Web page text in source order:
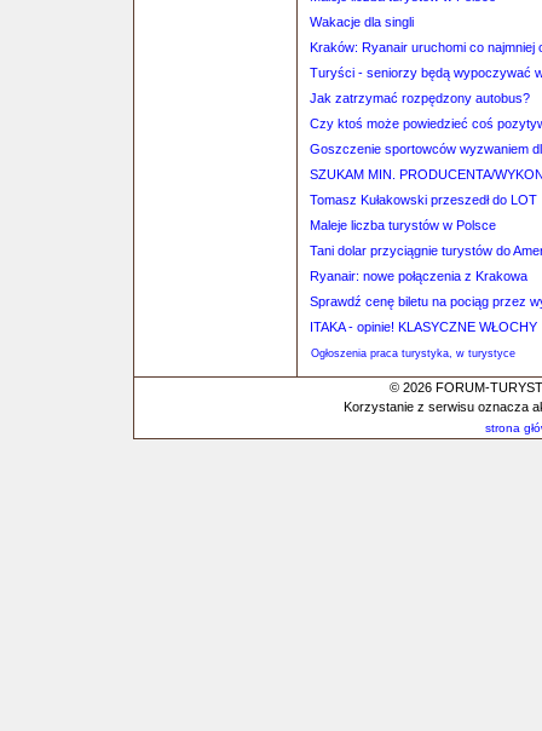
Wakacje dla singli
Kraków: Ryanair uruchomi co najmniej
Turyści - seniorzy będą wypoczywać
Jak zatrzymać rozpędzony autobus?
Czy ktoś może powiedzieć coś
Goszczenie sportowców wyzwaniem
SZUKAM MIN. PRODUCENTA/
Tomasz Kułakowski przeszedł do LOT
Maleje liczba turystów w Polsce
Tani dolar przyciągnie turystów do
Ryanair: nowe połączenia z Krakowa
Sprawdź cenę biletu na pociąg przez
ITAKA - opinie! KLASYCZNE WŁOCHY
Ogłoszenia praca turystyka, w turystyce
© 2026 FORUM-
Korzystanie z serwisu oznacza
strona